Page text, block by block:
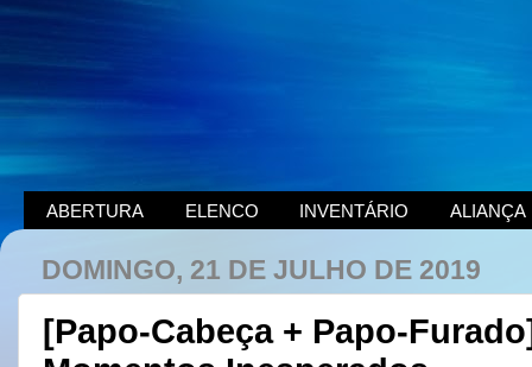
ABERTURA ELENCO INVENTÁRIO ALIANÇA
DOMINGO, 21 DE JULHO DE 2019
[Papo-Cabeça + Papo-